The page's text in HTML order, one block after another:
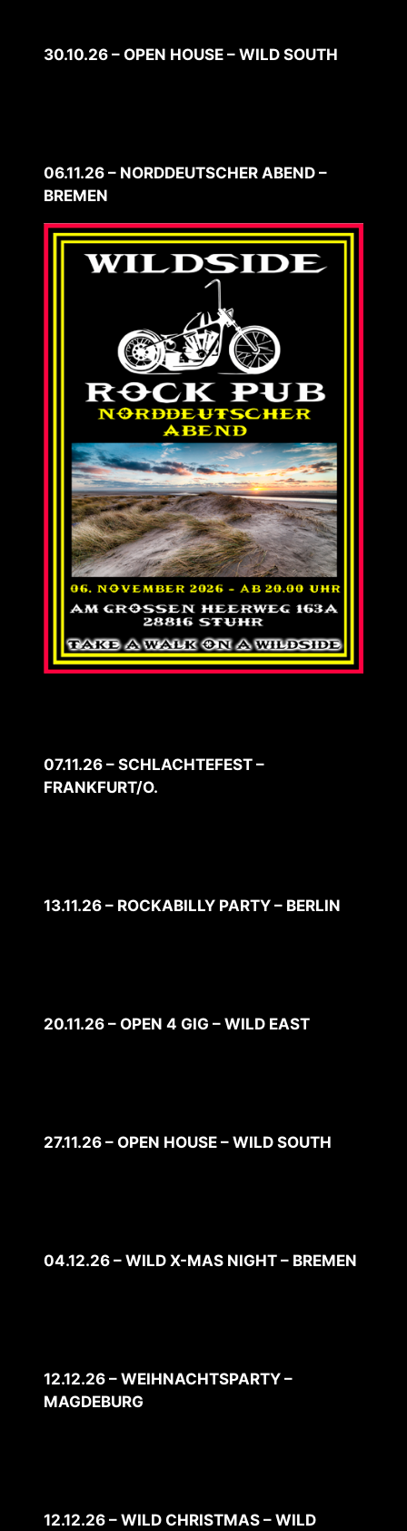
30.10.26 – OPEN HOUSE – WILD SOUTH
06.11.26 – NORDDEUTSCHER ABEND –
BREMEN
07.11.26 – SCHLACHTEFEST –
FRANKFURT/O.
13.11.26 – ROCKABILLY PARTY – BERLIN
20.11.26 – OPEN 4 GIG – WILD EAST
27.11.26 – OPEN HOUSE – WILD SOUTH
04.12.26 – WILD X-MAS NIGHT – BREMEN
12.12.26 – WEIHNACHTSPARTY –
MAGDEBURG
12.12.26 – WILD CHRISTMAS – WILD